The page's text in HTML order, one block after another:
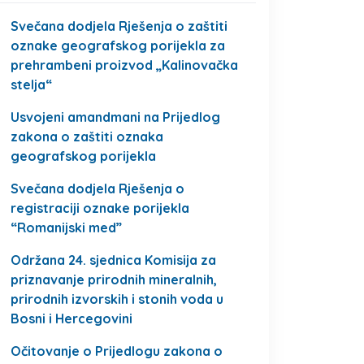
Svečana dodjela Rješenja o zaštiti
oznake geografskog porijekla za
prehrambeni proizvod „Kalinovačka
stelja“
Usvojeni amandmani na Prijedlog
zakona o zaštiti oznaka
geografskog porijekla
Svečana dodjela Rješenja o
registraciji oznake porijekla
“Romanijski med”
Održana 24. sjednica Komisija za
priznavanje prirodnih mineralnih,
prirodnih izvorskih i stonih voda u
Bosni i Hercegovini
Očitovanje o Prijedlogu zakona o